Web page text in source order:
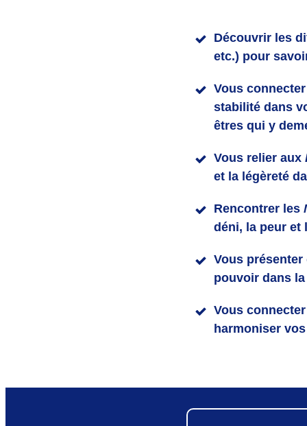
Découvrir les
etc.) pour
Vous
stabilité dans
êtres qui y
Vous relier aux
et la légèreté
Rencontrer les
déni, la peur et
Vous
pouvoir dans
Vous
harmoniser